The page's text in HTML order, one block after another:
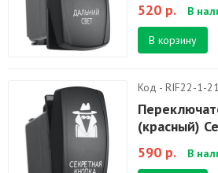
520 р.
В
В корзину
Код - RIF22-1-
(красный)
590 р.
В